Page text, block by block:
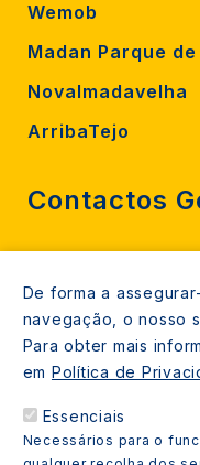
Wemob
Madan Parque
Novalmadavelha
ArribaTejo
Contactos
800206770
Contacte-nos
Espaços de
Livro Amarelo
De forma a
navegação, o nosso
Para obter mais
em Política de
Essenciais
Necessários para o